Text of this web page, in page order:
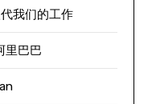
我们的工作
里巴巴